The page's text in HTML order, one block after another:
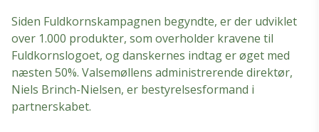
Siden Fuldkornskampagnen begyndte, er der udviklet
over 1.000 produkter, som overholder kravene til
Fuldkornslogoet, og danskernes indtag er øget med
næsten 50%. Valsemøllens administrerende direktør,
Niels Brinch-Nielsen, er bestyrelsesformand i
partnerskabet.